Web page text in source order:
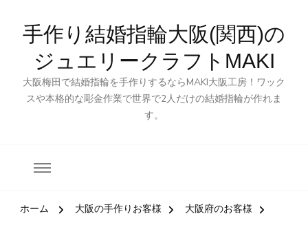
手作り結婚指輪大阪(関西)の
ジュエリークラフトMAKI
大阪梅田で結婚指輪を手作りするならMAKI大阪工房！ワック
スや本格的な彫金作業で世界で2人だけの結婚指輪が作れま
す。
ホーム 大阪の手作りお客様
大阪府のお客様